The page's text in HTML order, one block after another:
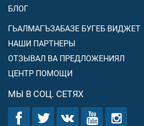
БЛОГ
ГЬАЛМАГЪЗАБАЗЕ БУГЕБ ВИДЖЕТ
НАШИ ПАРТНЕРЫ
ОТЗЫВАЛ ВА ПРЕДЛОЖЕНИЯЛ
ЦЕНТР ПОМОЩИ
МЫ В СОЦ. СЕТЯХ